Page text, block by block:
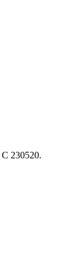
C 230520.